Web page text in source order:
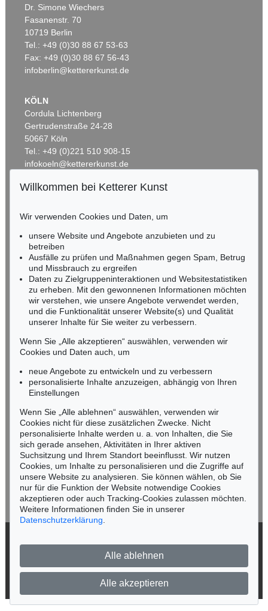
SERGE POLIAKOFF
Bleu (Composition), 1957
Ergebnis:€ 213.360
Auktion 461 - Lot 821
Composition abstraite , 1960
Ergebnis:€ 175.000
Auktion 496 - Lot 170
SERGE POLIAKOFF
Composition abstraite, 1957
Ergebnis:€ 150.000
S. POLIAKOFF
Composition, 1962
Ergebnis: € 150.000
Auktion 461 - Lot 819
Ergebnis:€ 125.000
Dr. Simone Wiechers
Fasanenstr. 70
10719 Berlin
Tel.: +49 (0)30 88 67 53-63
Fax: +49 (0)30 88 67 56-43
infoberlin@kettererkunst.de
KÖLN
Cordula Lichtenberg
Gertrudenstraße 24-28
50667 Köln
Tel.: +49 (0)221 510 908-15
infokoeln@kettererkunst.de
RHEINLAND-PFALZ
Miriam Heß
Tel.: +49 (0)62 21 58 80-038
Fax: +49 (0)62 21 58 80-595
infoheidelberg@kettererkunst.de
NORDDEUTSCHLAND
Nico Kassel, M.A.
Tel.: +49 (0)89 55244-164
Mobil: +49 (0)171 8618661
n.kassel@kettererkunst.de
Keine Auktion mehr verpassen!
Wir informieren Sie rechtzeitig.
Jetzt zum Newsletter anmelden >
Impressum
Willkommen bei Ketterer Kunst
Wir verwenden Cookies und Daten, um
unsere Website und Angebote anzubieten und zu
betreiben
Ausfälle zu prüfen und Maßnahmen gegen Spam, Betrug
und Missbrauch zu ergreifen
Daten zu Zielgruppeninteraktionen und Websitestatistiken
zu erheben. Mit den gewonnenen Informationen möchten
wir verstehen, wie unsere Angebote verwendet werden,
und die Funktionalität unserer Website(s) und Qualität
unserer Inhalte für Sie weiter zu verbessern.
Wenn Sie „Alle akzeptieren“ auswählen, verwenden wir
Cookies und Daten auch, um
neue Angebote zu entwickeln und zu verbessern
personalisierte Inhalte anzuzeigen, abhängig von Ihren
Einstellungen
Wenn Sie „Alle ablehnen“ auswählen, verwenden wir
Cookies nicht für diese zusätzlichen Zwecke. Nicht
personalisierte Inhalte werden u. a. von Inhalten, die Sie
sich gerade ansehen, Aktivitäten in Ihrer aktiven
Suchsitzung und Ihrem Standort beeinflusst. Wir nutzen
Cookies, um Inhalte zu personalisieren und die Zugriffe auf
unsere Website zu analysieren. Sie können wählen, ob Sie
nur für die Funktion der Website notwendige Cookies
akzeptieren oder auch Tracking-Cookies zulassen möchten.
Weitere Informationen finden Sie in unserer
Datenschutzerklärung
Alle ablehnen
Alle akzeptieren